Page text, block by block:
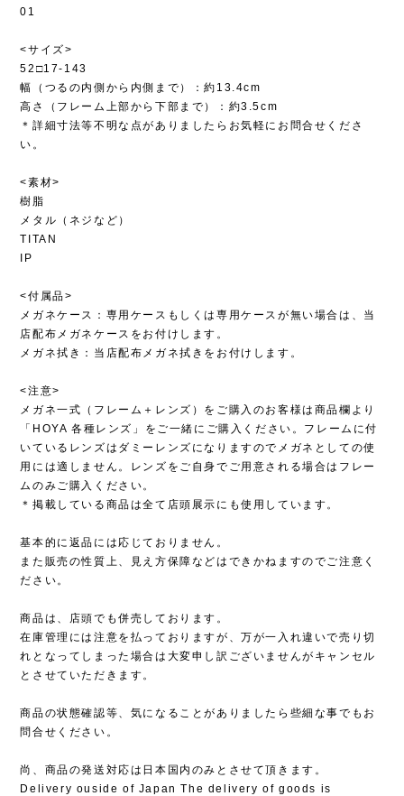
01
<サイズ>
52□17-143
幅（つるの内側から内側まで）：約13.4cm
高さ（フレーム上部から下部まで）：約3.5cm
＊詳細寸法等不明な点がありましたらお気軽にお問合せくださ
い。
<素材>
樹脂
メタル（ネジなど）
TITAN
IP
<付属品>
メガネケース：専用ケースもしくは専用ケースが無い場合は、当
店配布メガネケースをお付けします。
メガネ拭き：当店配布メガネ拭きをお付けします。
<注意>
メガネ一式（フレーム＋レンズ）をご購入のお客様は商品欄より
「HOYA 各種レンズ」をご一緒にご購入ください。フレームに付
いているレンズはダミーレンズになりますのでメガネとしての使
用には適しません。レンズをご自身でご用意される場合はフレー
ムのみご購入ください。
＊掲載している商品は全て店頭展示にも使用しています。
基本的に返品には応じておりません。
また販売の性質上、見え方保障などはできかねますのでご注意く
ださい。
商品は、店頭でも併売しております。
在庫管理には注意を払っておりますが、万が一入れ違いで売り切
れとなってしまった場合は大変申し訳ございませんがキャンセル
とさせていただきます。
商品の状態確認等、気になることがありましたら些細な事でもお
問合せください。
尚、商品の発送対応は日本国内のみとさせて頂きます。
Delivery ouside of Japan The delivery of goods is